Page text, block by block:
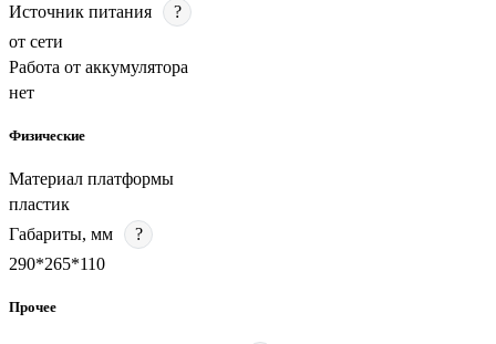
Источник питания
?
от сети
Работа от аккумулятора
нет
Физические
Материал платформы
пластик
Габариты, мм
?
290*265*110
Прочее